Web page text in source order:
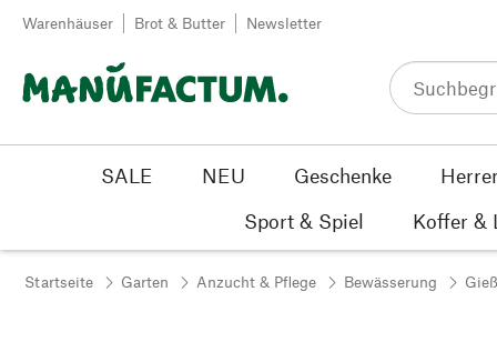
Zum Inhalt springen
Warenhäuser Brot & Butter Newsletter
SALE NEU Geschenke
Sport & Spiel
Koffer &
Startseite Garten Anzucht & Pflege Bewässerung